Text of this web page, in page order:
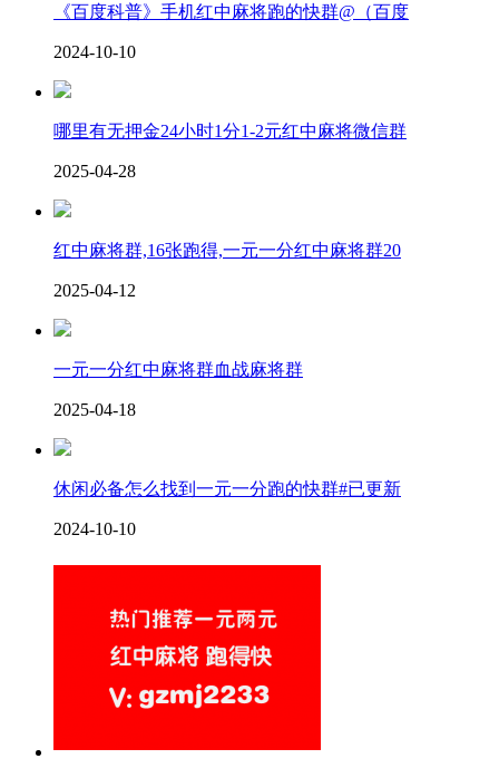
《百度科普》手机红中麻将跑的快群@（百度
2024-10-10
哪里有无押金24小时1分1-2元红中麻将微信群
2025-04-28
红中麻将群,16张跑得,一元一分红中麻将群20
2025-04-12
一元一分红中麻将群血战麻将群
2025-04-18
休闲必备怎么找到一元一分跑的快群#已更新
2024-10-10